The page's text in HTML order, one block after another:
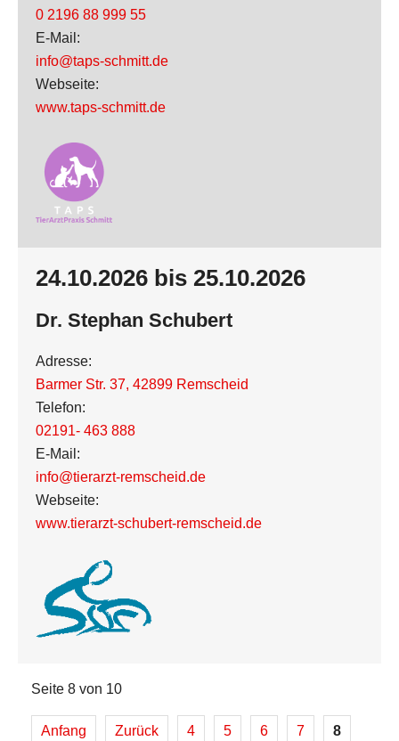
0 2196 88 999 55
E-Mail:
info@taps-schmitt.de
Webseite:
www.taps-schmitt.de
24.10.2026 bis 25.10.2026
Dr. Stephan Schubert
Adresse:
Barmer Str. 37, 42899 Remscheid
Telefon:
02191- 463 888
E-Mail:
info@tierarzt-remscheid.de
Webseite:
www.tierarzt-schubert-remscheid.de
Seite 8 von 10
Anfang Zurück 4 5 6 7 8